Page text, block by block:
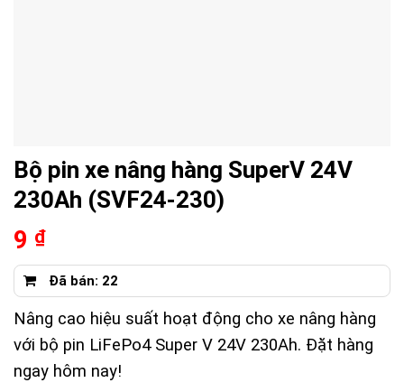
Bộ pin xe nâng hàng SuperV 24V
230Ah (SVF24-230)
9 ₫
Đã bán: 22
Nâng cao hiệu suất hoạt động cho xe nâng hàng
với bộ pin LiFePo4 Super V 24V 230Ah. Đặt hàng
ngay hôm nay!